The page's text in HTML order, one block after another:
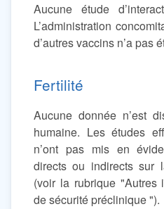
Aucune étude
L’administration
d’autres vaccins n’a pas
Fertilité
Aucune donnée n’est
humaine. Les études
n’ont pas mis en
directs ou indirects sur
(voir la rubrique "Autres
de sécurité préclinique ").